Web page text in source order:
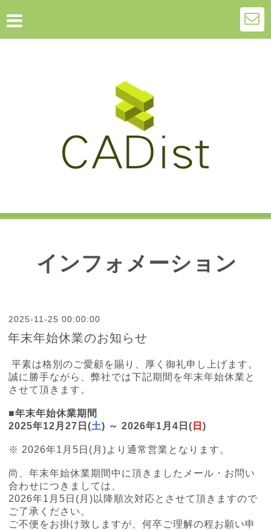
インフォメーション
2025-11-25 00:00:00
年末年始休業のお知らせ
平素は格別のご愛顧を賜り、厚く御礼申し上げます。
誠に勝手ながら、弊社では下記期間を年末年始休業と
させて頂きます。
■年末年始休業期間
2025年12月27日(土) ～ 2026年1月4日( 日)
※ 2026年1月5日(月)より通常営業となります。
尚、年末年始休業期間中に頂きましたメール・お問い
合わせにつきましては、
2026年1月5日(月)以降順次対応とさせて頂きますので
ご了承ください。
ご不便をお掛け致しますが、何卒ご理解の程お願い申